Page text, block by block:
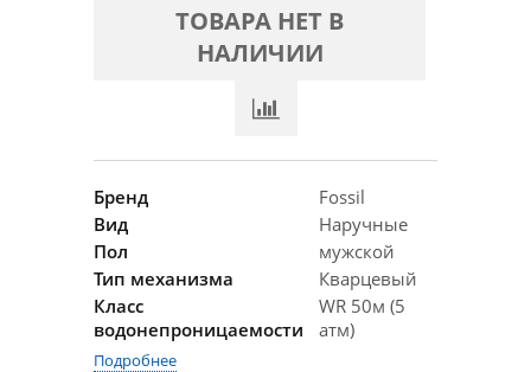
ТОВАРА НЕТ В
НАЛИЧИИ
Бренд
Fossil
Вид
Наручные
Пол
мужской
Тип механизма
Кварцевый
Класс
водонепроницаемости
WR 50м (5
атм)
Подробнее